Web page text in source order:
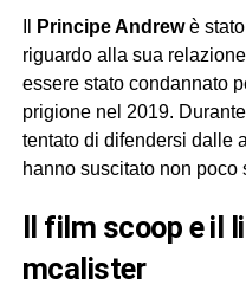
Principe Andrewè stato
riguardo alla sua
essere stato condannato
prigione nel 2019.
tentato di difendersi dalle
hanno suscitato non poco
il film scoop e il libro di sam
mcalister